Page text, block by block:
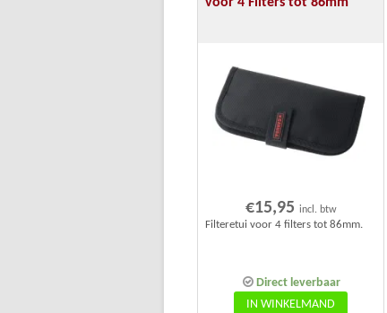
€15,95 incl. btw
Direct leverbaar
Filteretui voor 4 filters tot 86mm.
IN WINKELMAND